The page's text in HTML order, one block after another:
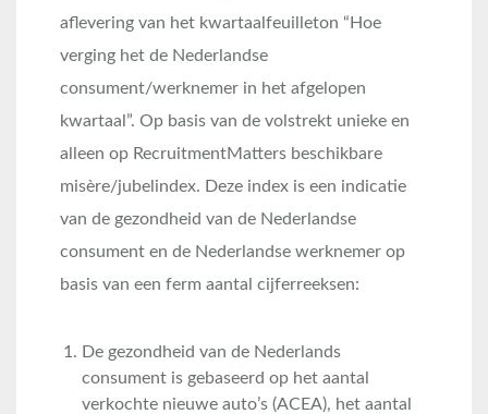
aflevering van het kwartaalfeuilleton “Hoe
verging het de Nederlandse
consument/werknemer in het afgelopen
kwartaal”. Op basis van de volstrekt unieke en
alleen op RecruitmentMatters beschikbare
misère/jubelindex. Deze index is een indicatie
van de gezondheid van de Nederlandse
consument en de Nederlandse werknemer op
basis van een ferm aantal cijferreeksen:
De gezondheid van de Nederlands
consument is gebaseerd op het aantal
verkochte nieuwe auto’s (ACEA), het aantal